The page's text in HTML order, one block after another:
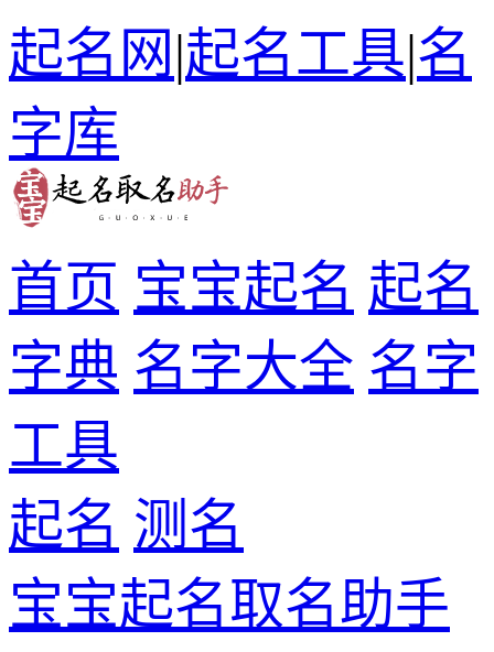
起名网|起名工具|名
字库
首页 宝宝起名 起名
字典 名字大全 名字
工具
起名 测名
宝宝起名取名助手